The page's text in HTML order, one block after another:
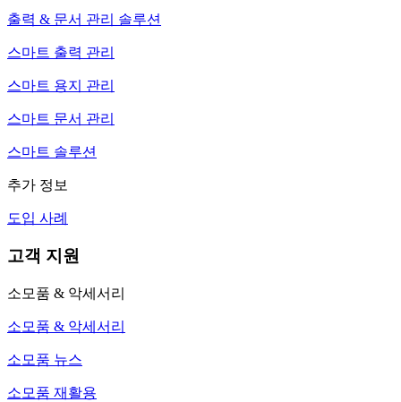
출력 & 문서 관리 솔루션
스마트 출력 관리
스마트 용지 관리
스마트 문서 관리
스마트 솔루션
추가 정보
도입 사례
고객 지원
소모품 & 악세서리
소모품 & 악세서리
소모품 뉴스
소모품 재활용